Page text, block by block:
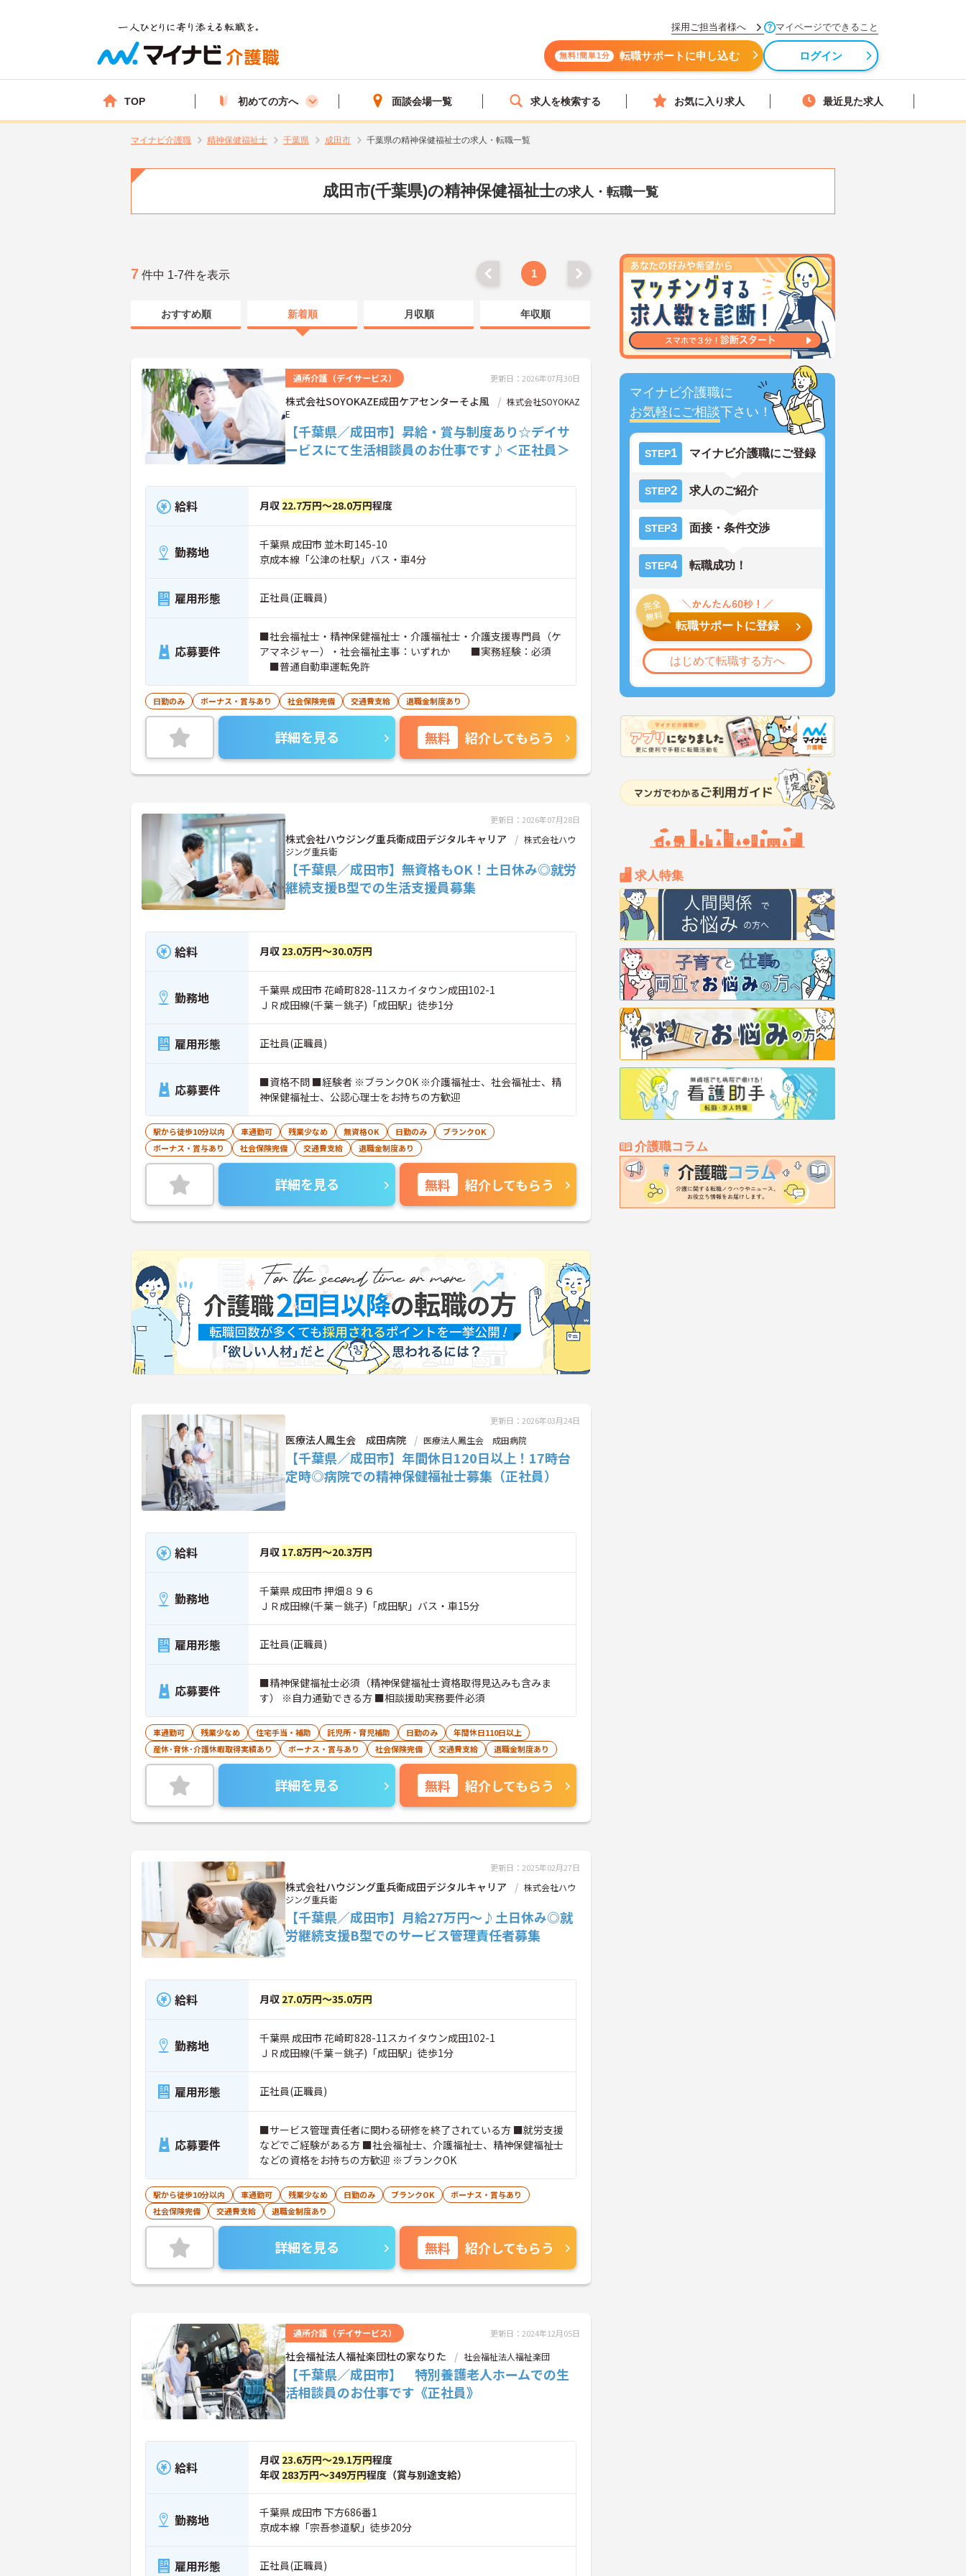
採用ご担当者様へ マイページでできること
無料!簡単1分 転職サポートに申し込む ログイン
TOP 初めての方へ 面談会場一覧 求人を検索する お気に入り求人 最近見た求人
マイナビ介護職 精神保健福祉士 千葉県 成田市 千葉県の精神保健福祉士の求人・転職一覧
成田市(千葉県)の精神保健福祉士の求人・転職一覧
マイナビ介護職に
お気軽にご相談下さい！
STEP1 マイナビ介護職にご登録
STEP2 求人のご紹介
STEP3 面接・条件交渉
STEP4 転職成功！
転職サポートに登録
はじめて転職する方へ
求人特集
介護職コラム
7 件中 1-7件を表示 1
おすすめ順 新着順 月収順 年収順
通所介護（デイサービス） 更新日：2026年07月30日
株式会社SOYOKAZE成田ケアセンターそよ風
株式会社SOYOKAZ
E
【千葉県／成田市】昇給・賞与制度あり☆デイサ
ービスにて生活相談員のお仕事です♪＜正社員＞
給料 月収 22.7万円～28.0万円程度
勤務地
千葉県 成田市 並木町145-10
京成本線「公津の杜駅」バス・車4分
雇用形態 正社員(正職員)
応募要件
■社会福祉士・精神保健福祉士・介護福祉士・介護支援専門員（ケ
アマネジャー）・社会福祉主事：いずれか ■実務経験：必須
■普通自動車運転免許
日勤のみ ボーナス・賞与あり 社会保険完備 交通費支給 退職金制度あり
詳細を見る 無料 紹介してもらう
更新日：2026年07月28日
株式会社ハウジング重兵衛成田デジタルキャリア
株式会社ハウ
ジング重兵衛
【千葉県／成田市】無資格もOK！土日休み◎就労
継続支援B型での生活支援員募集
給料 月収 23.0万円～30.0万円
勤務地
千葉県 成田市 花崎町828-11スカイタウン成田102-1
ＪＲ成田線(千葉－銚子)「成田駅」徒歩1分
雇用形態 正社員(正職員)
応募要件
■資格不問 ■経験者 ※ブランクOK ※介護福祉士、社会福祉士、精
神保健福祉士、公認心理士をお持ちの方歓迎
駅から徒歩10分以内 車通勤可 残業少なめ 無資格OK 日勤のみ
ブランクOK
ボーナス・賞与あり
社会保険完備 交通費支給 退職金制度あり
詳細を見る 無料 紹介してもらう
更新日：2026年03月24日
医療法人鳳生会 成田病院 医療法人鳳生会 成田病院
【千葉県／成田市】年間休日120日以上！17時台
定時◎病院での精神保健福祉士募集（正社員）
給料 月収 17.8万円～20.3万円
勤務地
千葉県 成田市 押畑８９６
ＪＲ成田線(千葉－銚子)「成田駅」バス・車15分
雇用形態 正社員(正職員)
応募要件
■精神保健福祉士必須（精神保健福祉士資格取得見込みも含みま
す） ※自力通勤できる方 ■相談援助実務要件必須
車通勤可 残業少なめ 住宅手当・補助 託児所・育児補助 日勤のみ
年間休日110日以上
産休･育休･介護休暇取得実績あり
ボーナス・賞与あり 社会保険完備 交通費支給 退職金制度あり
詳細を見る 無料 紹介してもらう
更新日：2025年02月27日
株式会社ハウジング重兵衛成田デジタルキャリア
株式会社ハウ
ジング重兵衛
【千葉県／成田市】月給27万円～♪土日休み◎就
労継続支援B型でのサービス管理責任者募集
給料 月収 27.0万円～35.0万円
勤務地
千葉県 成田市 花崎町828-11スカイタウン成田102-1
ＪＲ成田線(千葉－銚子)「成田駅」徒歩1分
雇用形態 正社員(正職員)
応募要件
■サービス管理責任者に関わる研修を終了されている方 ■就労支援
などでご経験がある方 ■社会福祉士、介護福祉士、精神保健福祉士
などの資格をお持ちの方歓迎 ※ブランクOK
駅から徒歩10分以内 車通勤可 残業少なめ 日勤のみ ブランクOK
ボーナス・賞与あり
社会保険完備
交通費支給 退職金制度あり
詳細を見る 無料 紹介してもらう
通所介護（デイサービス） 更新日：2024年12月05日
社会福祉法人福祉楽団杜の家なりた 社会福祉法人福祉楽団
【千葉県／成田市】 特別養護老人ホームでの生
活相談員のお仕事です《正社員》
給料 月収 23.6万円～29.1万円程度
年収 283万円～349万円程度（賞与別途支給）
勤務地
千葉県 成田市 下方686番1
京成本線「宗吾参道駅」徒歩20分
雇用形態 正社員(正職員)